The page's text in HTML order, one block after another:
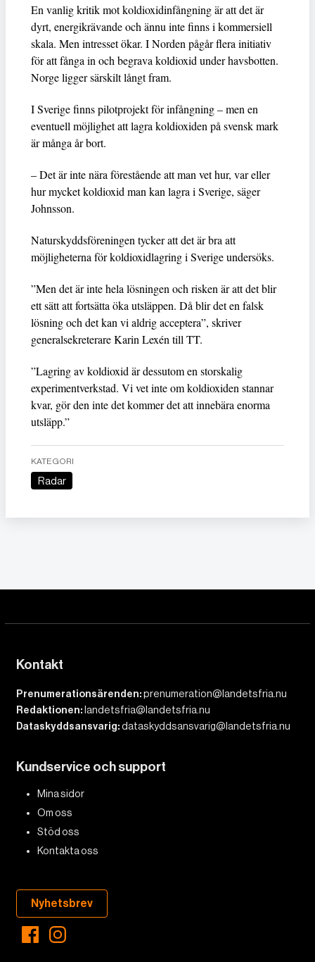
En vanlig kritik mot koldioxidinfångning är att det är
dyrt, energikrävande och ännu inte finns i kommersiell
skala. Men intresset ökar. I Norden pågår flera initiativ
för att fånga in och begrava koldioxid under havsbotten.
Norge ligger särskilt långt fram.
I Sverige finns pilotprojekt för infångning – men en
eventuell möjlighet att lagra koldioxiden på svensk mark
är många år bort.
– Det är inte nära förestående att man vet hur, var eller
hur mycket koldioxid man kan lagra i Sverige, säger
Johnsson.
Naturskyddsföreningen tycker att det är bra att
möjligheterna för koldioxidlagring i Sverige undersöks.
”Men det är inte hela lösningen och risken är att det blir
ett sätt att fortsätta öka utsläppen. Då blir det en falsk
lösning och det kan vi aldrig acceptera”, skriver
generalsekreterare Karin Lexén till TT.
”Lagring av koldioxid är dessutom en storskalig
experimentverkstad. Vi vet inte om koldioxiden stannar
kvar, gör den inte det kommer det att innebära enorma
utsläpp.”
KATEGORI
Radar
Kontakt
Prenumerationsärenden:prenumeration@landetsfria.nu
Redaktionen: landetsfria@landetsfria.nu
Dataskyddsansvarig:dataskyddsansvarig@landetsfria.nu
Kundservice och support
Mina sidor
Om oss
Stöd oss
Kontakta oss
Nyhetsbrev